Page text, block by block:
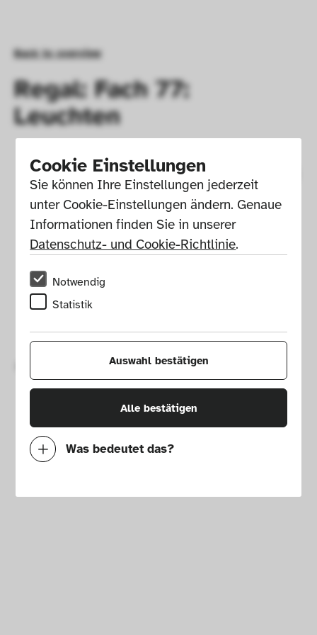
Cookie Einstellungen
Sie können Ihre Einstellungen jederzeit
unter Cookie-Einstellungen ändern. Genaue
Informationen finden Sie in unserer
Datenschutz- und Cookie-Richtlinie.
Notwendig
Statistik
Auswahl bestätigen
Alle bestätigen
Was bedeutet das?
Mit diesen Cookies können wir durch
Back to overview
Regal: Fach 77:
Leuchten
Legal notice Press
House rules
Newsletter
Copyright © 2026 Die Neue Sammlung – The Design Museum.
All rights reserved.